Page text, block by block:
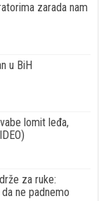
zarada nam
u BiH
lomit leđa,
za ruke:
ne padnemo